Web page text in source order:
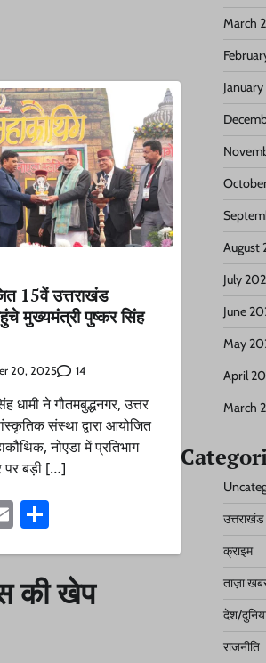
15वें उत्तराखंड
मुख्यमंत्री पुष्कर सिंह
20, 2025 14
धामी ने गौतमबुद्धनगर, उत्तर
संस्था द्वारा आयोजित
नोएडा में प्रतिभाग
बड़ी […]
EmailShare
की खेप
March
August
July
June
May
April
March
उत्तराखंड
क्राइम
ताज़ा
देश/
राजनीति